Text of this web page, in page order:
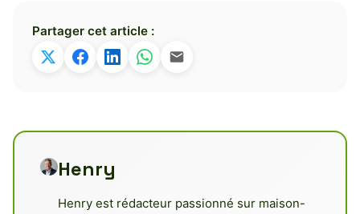
Partager cet article :
Henry
Henry est rédacteur passionné sur maison-